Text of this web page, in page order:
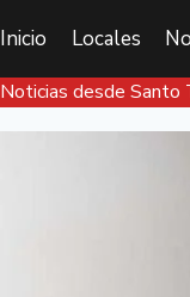
Inicio Locales
Noticias desde Santo